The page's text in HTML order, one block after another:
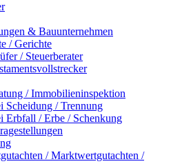
& Bauunternehmen
/ Gerichte
/ Steuerberater
/ Immobilieninspektion
Scheidung / Trennung
Erbfall / Erbe / Schenkung
/ Marktwertgutachten /